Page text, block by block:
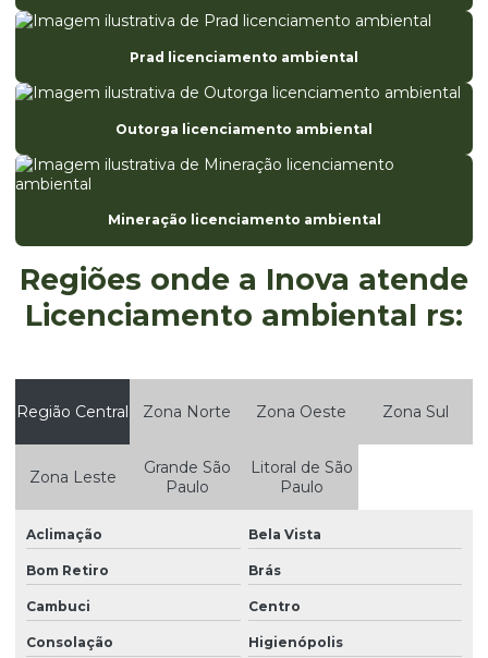
Eia estudo de impacto ambiental
Elaboração da análise preliminar de riscos
Elaboração de fispq
Elaboração de laudos e pareceres técnicos ambientais
Empresa de avaliação ambiental
Empresa de ete
Empresa monitoramento ambiental
Empresa de projetos ambientais
Empresas de estudos ambientais
Empresas que faz auditoria ambiental
Estudo da qualidade da água
ambiental rima
Estudo de impacto ambiental eia rima
Estudo de impacto de vizinhança eiv
Gerenciamento de resíduos
Prad licenciamento ambiental
Outorga licenciamento ambiental
Mineração licenciamento ambiental
Regiões onde a Inova atende
Licenciamento ambiental rs:
Região Central Zona Norte Zona Oeste Zona Sul
Zona Leste
Grande São
Paulo
Litoral de São
Paulo
Aclimação Bela Vista
Bom Retiro Brás
Cambuci Centro
Consolação Higienópolis